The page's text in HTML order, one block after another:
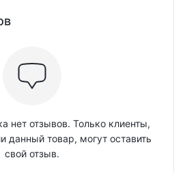
нет отзывов. Только клиенты,
данный товар, могут оставить
свой отзыв.